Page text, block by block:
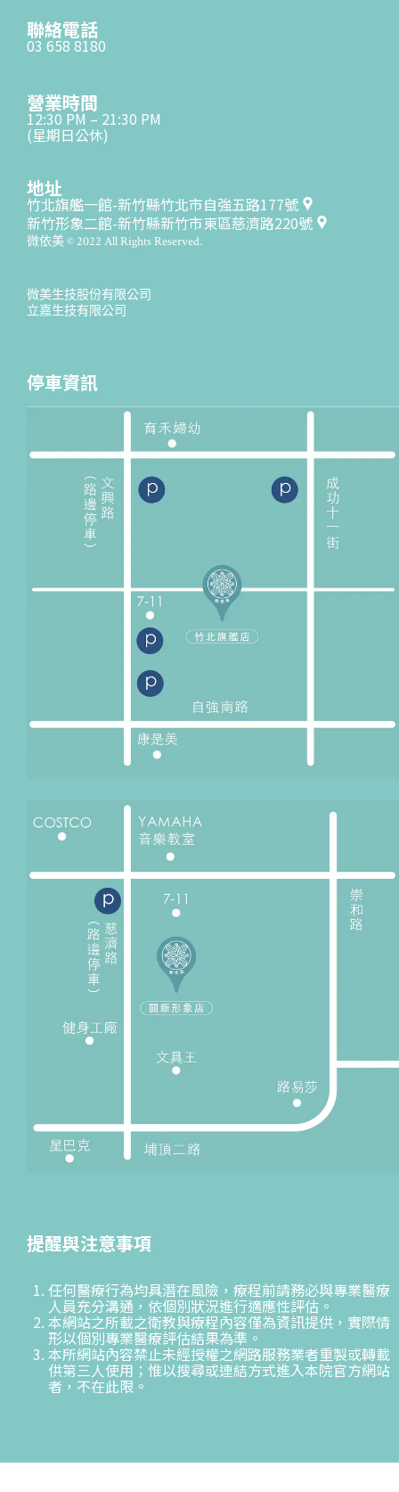
聯絡電話
03 658 8180
營業時間
12:30 PM – 21:30 PM
(星期日公休)
地址
竹北旗艦一館-新竹縣竹北市自強五路177號
新竹形象二館-新竹縣新竹市東區慈濟路220號
微依美 © 2022 All Rights Reserved.
微美生技股份有限公司
立嘉生技有限公司
停車資訊
提醒與注意事項
任何醫療行為均具潛在風險，療程前請務必與專業醫療
人員充分溝通，依個別狀況進行適應性評估。
本網站之所載之衛教與療程內容僅為資訊提供，實際情
形以個別專業醫療評估結果為準。
本所網站內容禁止未經授權之網路服務業者重製或轉載
供第三人使用；惟以搜尋或連結方式進入本院官方網站
者，不在此限。